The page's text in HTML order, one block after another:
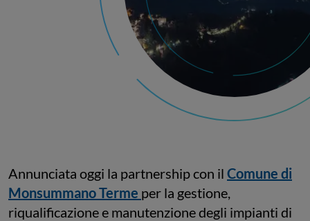
Annunciata oggi la partnership con il Comune di
Monsummano Terme per la gestione,
riqualificazione e manutenzione degli impianti di